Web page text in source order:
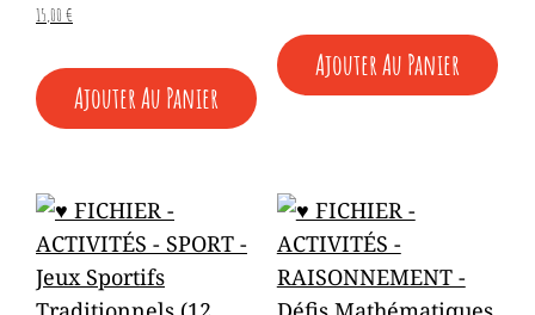
15,00 €
Ajouter Au Panier
Ajouter Au Panier